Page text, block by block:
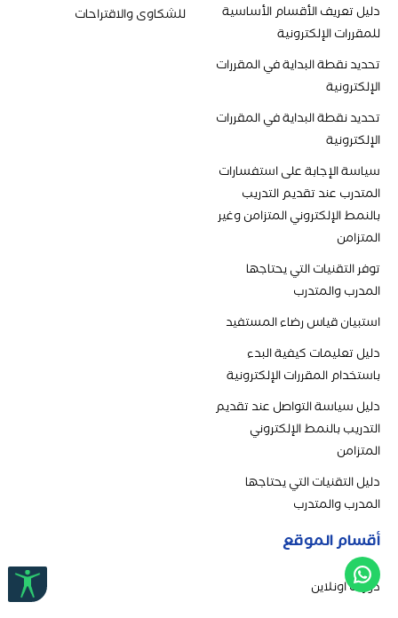
دليل تعريف الأقسام الأساسية
للمقررات الإلكترونية
تحديد نقطة البداية في المقررات
الإلكترونية
تحديد نقطة البداية في المقررات
الإلكترونية
سياسة الإجابة على استفسارات
المتدرب عند تقديم التدريب
بالنمط الإلكتروني المتزامن وغير
المتزامن
توفر التقنيات التي يحتاجها
المدرب والمتدرب
استبيان قياس رضاء المستفيد
دليل تعليمات كيفية البدء
باستخدام المقررات الإلكترونية
دليل سياسة التواصل عند تقديم
التدريب بالنمط الإلكتروني
المتزامن
دليل التقنيات التي يحتاجها
المدرب والمتدرب
للشكاوى والاقتراحات
أقسام الموقع
دورات اونلاين